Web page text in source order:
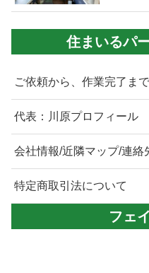
住まいるパ
ご依頼から、作業完了ま
代表：川原プロフィール
会社情報/近隣マップ/連絡
特定商取引法について
フェ